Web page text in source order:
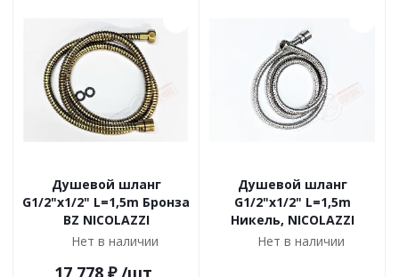
Душевой шланг
G1/2"х1/2" L=1,5m Бронза
BZ NICOLAZZI
Нет в наличии
17 778₽ /шт
Душевой шланг
G1/2"х1/2" L=1,5m
Никель, NICOLAZZI
Нет в наличии